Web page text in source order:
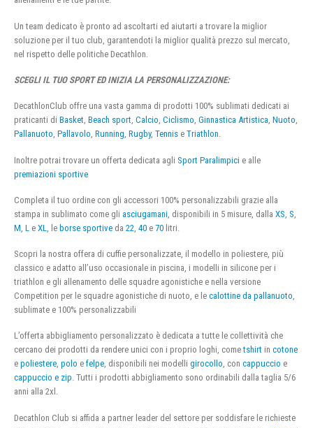
Un team dedicato è pronto ad ascoltarti ed aiutarti a trovare la miglior
soluzione per il tuo club, garantendoti la miglior qualità prezzo sul mercato,
nel rispetto delle politiche Decathlon.
SCEGLI IL TUO SPORT ED INIZIA LA PERSONALIZZAZIONE:
DecathlonClub offre una vasta gamma di prodotti 100% sublimati dedicati ai
praticanti di Basket, Beach sport, Calcio, Ciclismo, Ginnastica Artistica, Nuoto,
Pallanuoto, Pallavolo, Running, Rugby, Tennis e Triathlon.
Inoltre potrai trovare un offerta dedicata agli Sport Paralimpici e alle
premiazioni sportive
Completa il tuo ordine con gli accessori 100% personalizzabili grazie alla
stampa in sublimato come gli asciugamani , disponibili in 5 misure, dalla XS S
M L e XL , le borse sportive da 22 40 e 70 litri.
Scopri la nostra offera di cuffie personalizzate, il modello in poliestere, più
classico e adatto all’uso occasionale in piscina, i modelli in silicone per i
triathlon e gli allenamento delle squadre agonistiche e nella versione
Competition per le squadre agonistiche di nuoto, e le calottine da pallanuoto,
sublimate e 100% personalizzabili
L’offerta abbigliamento personalizzato è dedicata a tutte le collettività che
cercano dei prodotti da rendere unici con i proprio loghi, cometshirt in cotone
e poliestere, polo e felpe, disponibili nei modelli girocollo, con cappuccio e
cappuccio e zip. Tutti i prodotti abbigliamento sono ordinabili dalla taglia 5/6
anni alla 2xl.
Decathlon Club si affida a partner leader del settore per soddisfare le richieste